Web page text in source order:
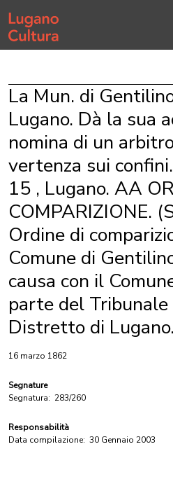
Home page
La Mun. di
Lugano. Dà la sua
nomina di un
vertenza sui
15 , Lugano. AA
COMPARIZIONE.
Ordine di
Comune di
causa con il
parte del
Distretto di Lugano.
16 marzo 1862
Segnature
Segnatura: 283/260
Responsabilità
Data compilazione: 30 Gennaio 2003